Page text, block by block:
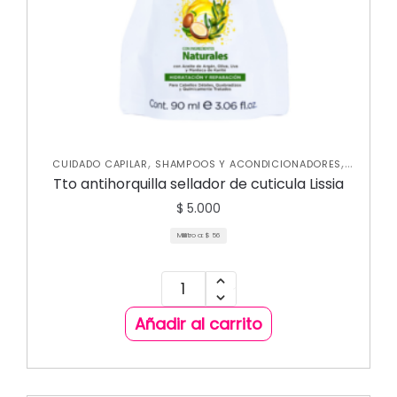
CUIDADO CAPILAR, SHAMPOOS Y ACONDICIONADORES,
TRATAMIENTOS CAPILARES
Tto antihorquilla sellador de cuticula Lissia
$ 5.000
Mililitro a: $ 56
Añadir al carrito